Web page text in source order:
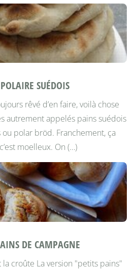
SUÉDOIS
rêvé d’en faire, voilà chose
autrement appelés pains suédois
polar bröd. Franchement, ça
moelleux. On (…)
DE CAMPAGNE
la croûte La version "petits pains"